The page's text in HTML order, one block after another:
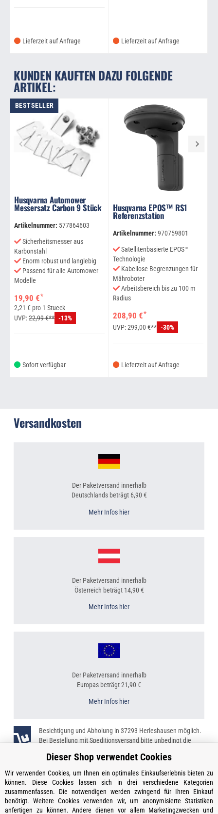
Lieferzeit auf Anfrage Lieferzeit auf Anfrage
KUNDEN KAUFTEN DAZU FOLGENDE
ARTIKEL:
BESTSELLER
Husqvarna Automower
Messersatz Carbon 9 Stück
Artikelnummer: 577864603
Sicherheitsmesser aus
Karbonstahl
Enorm robust und langlebig
Passend für alle Automower
Modelle
19,90 €*
2,21 € pro 1 Stueck
UVP:22,99 €** -13%
Sofort verfügbar
Husqvarna EPOS™ RS1
Referenzstation
Artikelnummer: 970759801
Satellitenbasierte EPOS™
Technologie
Kabellose Begrenzungen für
Mähroboter
Arbeitsbereich bis zu 100 m
Radius
208,90 €*
UVP:299,00 €** -30%
Lieferzeit auf Anfrage
Versandkosten
Der Paketversand innerhalb
Deutschlands beträgt 6,90 €
Mehr Infos hier
Der Paketversand innerhalb
Österreich beträgt 14,90 €
Mehr Infos hier
Der Paketversand innerhalb
Europas beträgt 21,90 €
Mehr Infos hier
Besichtigung und Abholung in 37293 Herleshausen möglich.
Bei Bestellung mit Speditionsversand bitte unbedingt die
Kontakt
Öffnungszeiten
Dieser Shop verwendet Cookies
Wir verwenden Cookies, um Ihnen ein optimales Einkaufserlebnis bieten zu
können. Diese Cookies lassen sich in drei verschiedene Kategorien
zusammenfassen. Die notwendigen werden zwingend für Ihren Einkauf
benötigt. Weitere Cookies verwenden wir, um anonymisierte Statistiken
anfertigen zu können. Andere dienen vor allem Marketingzwecken und